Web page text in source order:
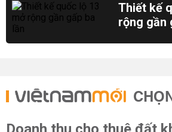
Thiết kế
rộng gần